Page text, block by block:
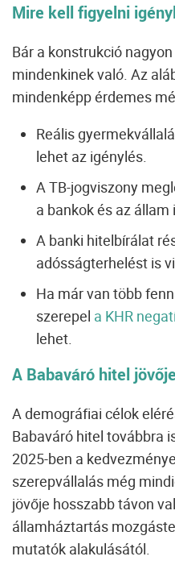
Mire kell figyelni
Bár a konstrukció
mindenkinek való. Az
mindenképp érdemes
Reális
lehet az igénylés.
A TB-jogviszony
a bankok és az állam
A banki hitelbírálat
adósságterhelést is
Ha már van több
szerepel a KHR
lehet.
A Babaváró hitel jövője
A demográfiai célok
Babaváró hitel továbbra
2025-ben a
szerepvállalás még
jövője hosszabb távon
államháztartás
mutatók alakulásától.